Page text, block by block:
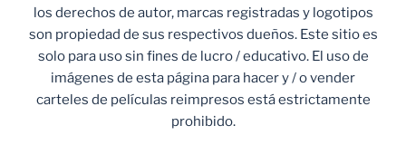
los derechos de autor, marcas registradas y logotipos
son propiedad de sus respectivos dueños. Este sitio es
solo para uso sin fines de lucro / educativo. El uso de
imágenes de esta página para hacer y / o vender
carteles de películas reimpresos está estrictamente
prohibido.